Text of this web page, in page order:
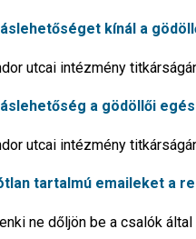
kínál a
utcai intézmény
a gödöllői
utcai intézmény
tartalmú emaileket a
ne dőljön be a csalók